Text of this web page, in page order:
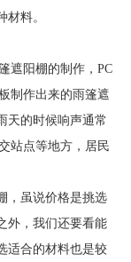
料。
遮阳棚的制作，PC
制作出来的雨篷遮
天的时候响声通常
站点等地方，居民
，虽说价格是挑选
外，我们还要看能
适合的材料也是较